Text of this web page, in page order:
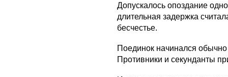
Допускалось опоздание
длительная задержка
бесчестье.
Поединок начинался
Противники и секунданты